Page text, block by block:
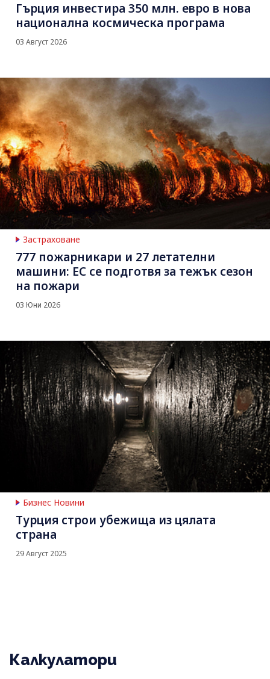
Гърция инвестира 350 млн. евро в нова
национална космическа програма
03 Август 2026
Застраховане
777 пожарникари и 27 летателни
машини: ЕС се подготвя за тежък сезон
на пожари
03 Юни 2026
Бизнес Новини
Турция строи убежища из цялата
страна
29 Август 2025
Калкулатори